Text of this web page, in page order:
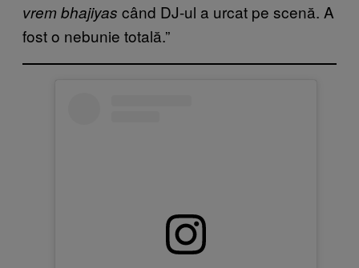
vrem bhajiyas când DJ-ul a urcat pe scenă. A
fost o nebunie totală.”